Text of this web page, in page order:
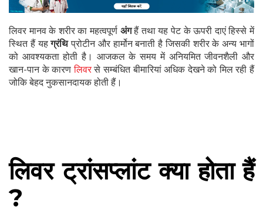
लिवर मानव के शरीर का महत्वपूर्ण अंगहैं तथा यह पेट के ऊपरी दाएं हिस्से में
स्थित हैं यहग्रंथिप्रोटीन और हार्मोन बनाती है जिसकी शरीर के अन्य भागों
को आवश्यकता होती है। आजकल के समय में अनियमित जीवनशैली और
खान-पान के कारणलिवरसे सम्बंधित बीमारियां अधिक देखने को मिल रही हैं
जोकि बेहद नुकसानदायक होती हैं।
लिवर ट्रांसप्लांट क्या होता हैं
?